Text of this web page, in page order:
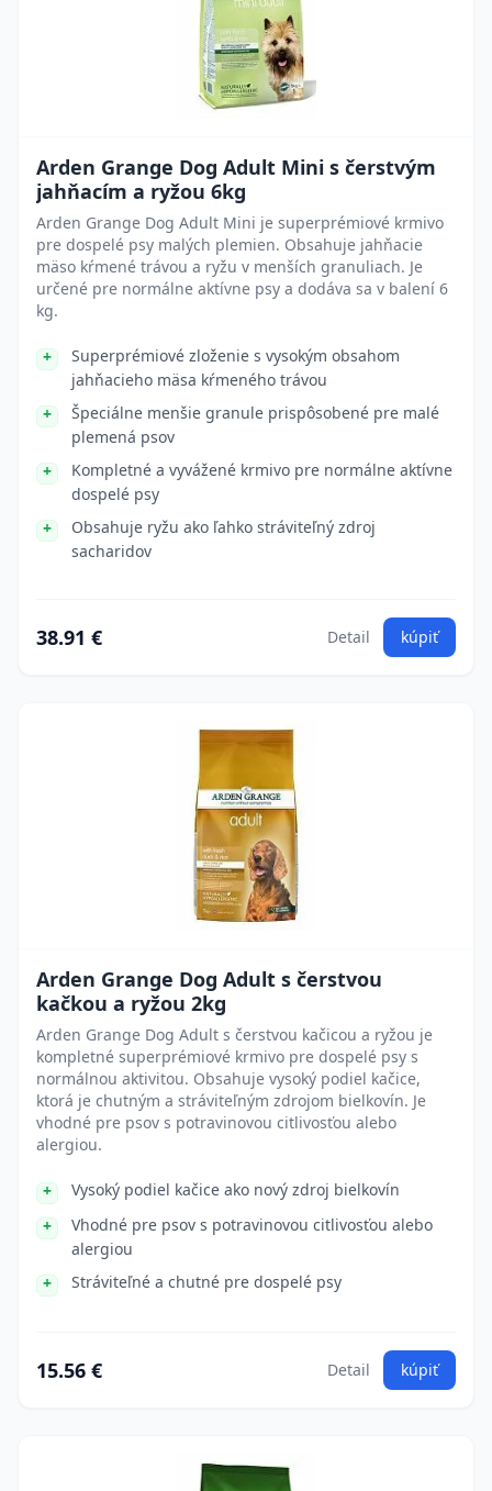
Arden Grange Dog Adult Mini s čerstvým
jahňacím a ryžou 6kg
Arden Grange Dog Adult Mini je superprémiové krmivo
pre dospelé psy malých plemien. Obsahuje jahňacie
mäso kŕmené trávou a ryžu v menších granuliach. Je
určené pre normálne aktívne psy a dodáva sa v balení 6
kg.
Superprémiové zloženie s vysokým obsahom
jahňacieho mäsa kŕmeného trávou
Špeciálne menšie granule prispôsobené pre malé
plemená psov
Kompletné a vyvážené krmivo pre normálne aktívne
dospelé psy
Obsahuje ryžu ako ľahko stráviteľný zdroj
sacharidov
38.91 € Detail kúpiť
Arden Grange Dog Adult s čerstvou
kačkou a ryžou 2kg
Arden Grange Dog Adult s čerstvou kačicou a ryžou je
kompletné superprémiové krmivo pre dospelé psy s
normálnou aktivitou. Obsahuje vysoký podiel kačice,
ktorá je chutným a stráviteľným zdrojom bielkovín. Je
vhodné pre psov s potravinovou citlivosťou alebo
alergiou.
Vysoký podiel kačice ako nový zdroj bielkovín
Vhodné pre psov s potravinovou citlivosťou alebo
alergiou
Stráviteľné a chutné pre dospelé psy
15.56 € Detail kúpiť